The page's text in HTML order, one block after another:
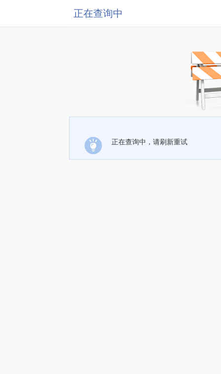
正在查询中
正在查询中，请刷新重试